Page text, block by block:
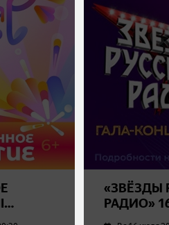
«ЗВЁЗДЫ
РАДИО»